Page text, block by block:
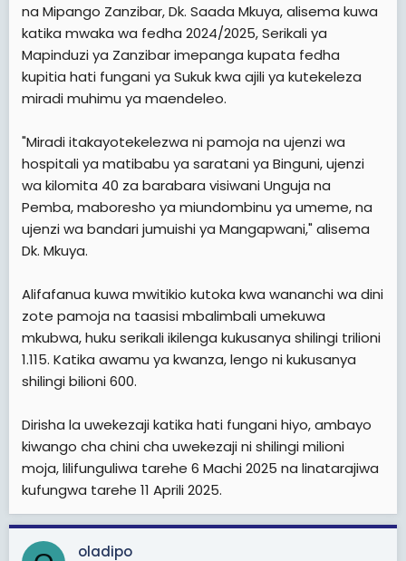
na Mipango Zanzibar, Dk. Saada Mkuya, alisema kuwa
katika mwaka wa fedha 2024/2025, Serikali ya
Mapinduzi ya Zanzibar imepanga kupata fedha
kupitia hati fungani ya Sukuk kwa ajili ya kutekeleza
miradi muhimu ya maendeleo.
"Miradi itakayotekelezwa ni pamoja na ujenzi wa
hospitali ya matibabu ya saratani ya Binguni, ujenzi
wa kilomita 40 za barabara visiwani Unguja na
Pemba, maboresho ya miundombinu ya umeme, na
ujenzi wa bandari jumuishi ya Mangapwani," alisema
Dk. Mkuya.
Alifafanua kuwa mwitikio kutoka kwa wananchi wa dini
zote pamoja na taasisi mbalimbali umekuwa
mkubwa, huku serikali ikilenga kukusanya shilingi trilioni
1.115. Katika awamu ya kwanza, lengo ni kukusanya
shilingi bilioni 600.
Dirisha la uwekezaji katika hati fungani hiyo, ambayo
kiwango cha chini cha uwekezaji ni shilingi milioni
moja, lilifunguliwa tarehe 6 Machi 2025 na linatarajiwa
kufungwa tarehe 11 Aprili 2025.
oladipo